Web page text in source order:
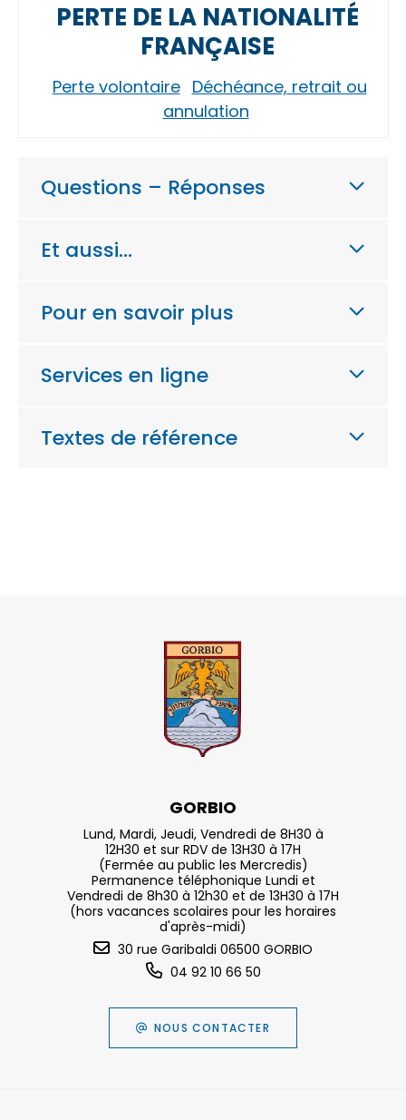
PERTE DE LA NATIONALITÉ
FRANÇAISE
Perte volontaire Déchéance, retrait ou
annulation
Questions – Réponses
Et aussi…
Pour en savoir plus
Services en ligne
Textes de référence
GORBIO
Lund, Mardi, Jeudi, Vendredi de 8H30 à
12H30 et sur RDV de 13H30 à 17H
(Fermée au public les Mercredis)
Permanence téléphonique Lundi et
Vendredi de 8h30 à 12h30 et de 13H30 à 17H
(hors vacances scolaires pour les horaires
d'après-midi)
30 rue Garibaldi 06500 GORBIO
04 92 10 66 50
NOUS CONTACTER